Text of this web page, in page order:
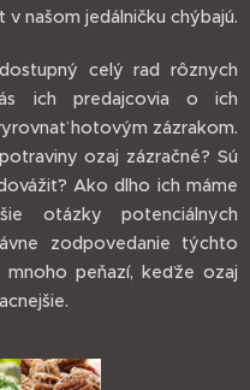
našom jedálničku chýbajú.
celý rad rôznych
ich predajcovia o ich
hotovým zázrakom.
ozaj zázračné? Sú
Ako dlho ich máme
otázky potenciálnych
zodpovedanie týchto
peňazí, keďže ozaj